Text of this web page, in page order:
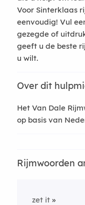
Voor Sinterklaas
eenvoudig! Vul
gezegde of
geeft u de beste
u wilt.
Over dit
Het Van Dale
op basis van
Rijmwoorden
zet it